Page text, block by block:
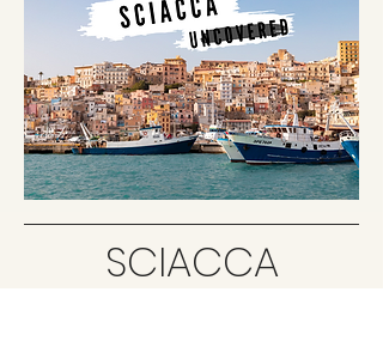
SCIACCA